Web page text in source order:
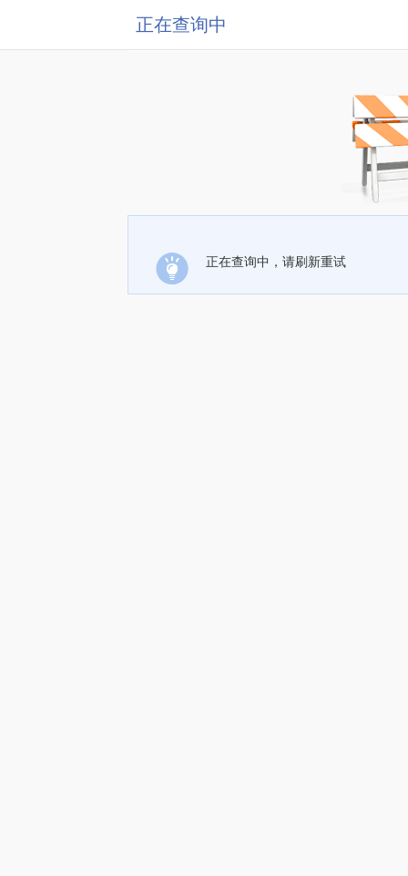
正在查询中
正在查询中，请刷新重试